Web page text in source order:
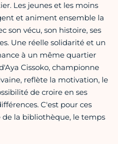
Les jeunes et les moins
et animent ensemble la
son vécu, son histoire, ses
Une réelle solidarité et un
à un même quartier
Cissoko, championne
reflète la motivation, le
de croire en ses
C'est pour ces
de la bibliothèque, le temps